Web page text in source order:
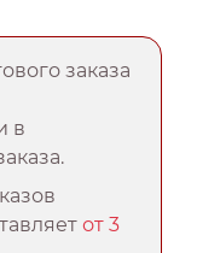
заказа
в
от 3